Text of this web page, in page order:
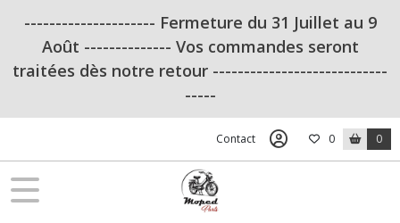
--------------------- Fermeture du 31 Juillet au 9
Août -------------- Vos commandes seront
traitées dès notre retour ----------------------------
-----
Contact 0 0